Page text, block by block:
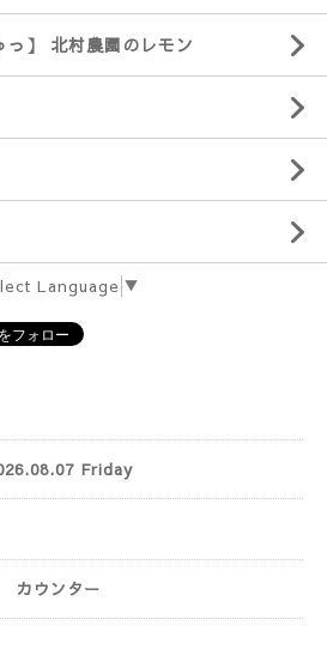
】 北村農園のレモン
Language ▼
Friday
カウンター